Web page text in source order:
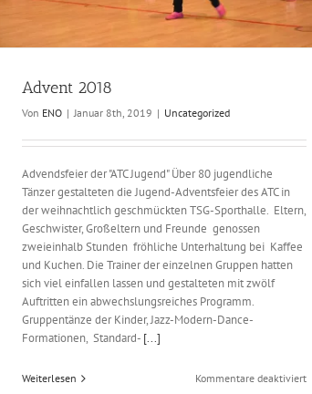
Advent 2018
Uncategorized
Advent 2018
Von ENO | Januar 8th, 2019 | Uncategorized
Advendsfeier der "ATC Jugend" Über 80 jugendliche
Tänzer gestalteten die Jugend-Adventsfeier des ATC in
der weihnachtlich geschmückten TSG-Sporthalle. Eltern,
Geschwister, Großeltern und Freunde genossen
zweieinhalb Stunden fröhliche Unterhaltung bei Kaffee
und Kuchen. Die Trainer der einzelnen Gruppen hatten
sich viel einfallen lassen und gestalteten mit zwölf
Auftritten ein abwechslungsreiches Programm.
Gruppentänze der Kinder, Jazz-Modern-Dance-
Formationen, Standard- [...]
Weiterlesen Kommentare deaktiviertfür